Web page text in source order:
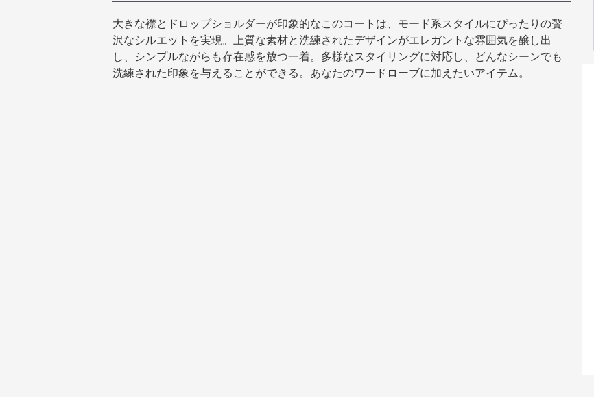
大きな襟とドロップショルダーが印象的なこのコートは、モード系スタイルにぴったりの贅
沢なシルエットを実現。上質な素材と洗練されたデザインがエレガントな雰囲気を醸し出
し、シンプルながらも存在感を放つ一着。多様なスタイリングに対応し、どんなシーンでも
洗練された印象を与えることができる。あなたのワードローブに加えたいアイテム。